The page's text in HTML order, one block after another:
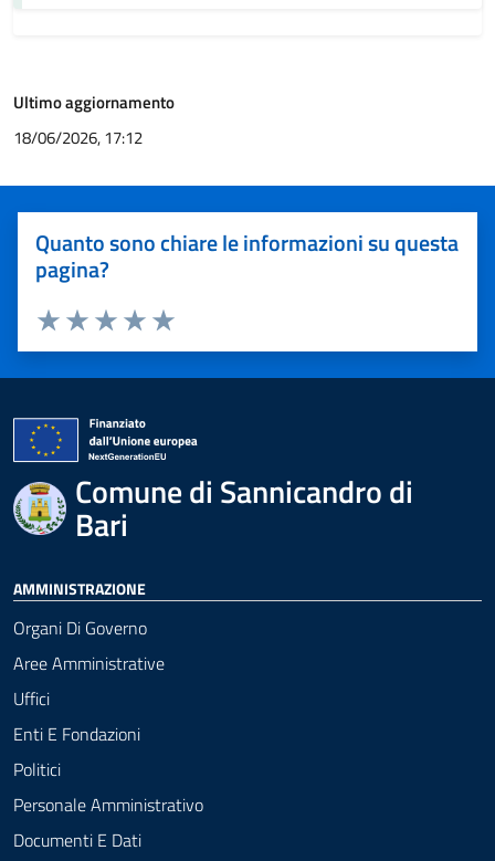
Ultimo aggiornamento
18/06/2026, 17:12
Quanto sono chiare le informazioni su questa
pagina?
Valuta 5 stelle su 5
Valuta 4 stelle su 5
Valuta 3 stelle su 5
Valuta 2 stelle su 5
Valuta 1 stelle su 5
Comune di Sannicandro di
Bari
AMMINISTRAZIONE
Organi Di Governo
Aree Amministrative
Uffici
Enti E Fondazioni
Politici
Personale Amministrativo
Documenti E Dati